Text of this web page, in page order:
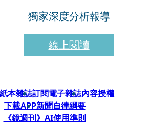
獨家深度分析報導
線上閱讀
本雜誌訂閱電子雜誌內容授權
下載APP新聞自律綱要
《鏡週刊》AI使用準則